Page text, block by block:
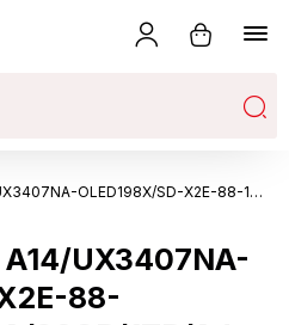
ASUS Zenbook A14/UX3407NA-OLED198X/SD-X2E-88-100/14"/WUXGA/32GB/1TB/Adreno/W11P/Gold/2R
UX3407NA-
88-